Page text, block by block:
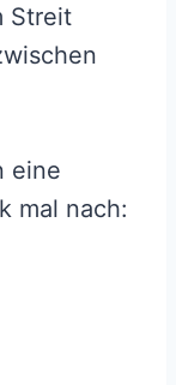
Streit
eine
mal nach: